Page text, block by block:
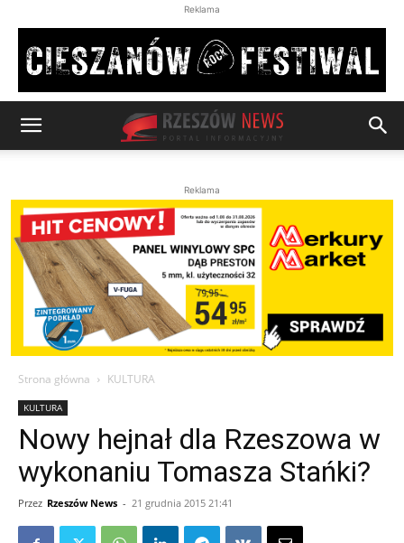
Reklama
Reklama
Strona główna KULTURA
KULTURA
Nowy hejnał dla Rzeszowa w
wykonaniu Tomasza Stańki?
Przez Rzeszów News - 21 grudnia 2015 21:41